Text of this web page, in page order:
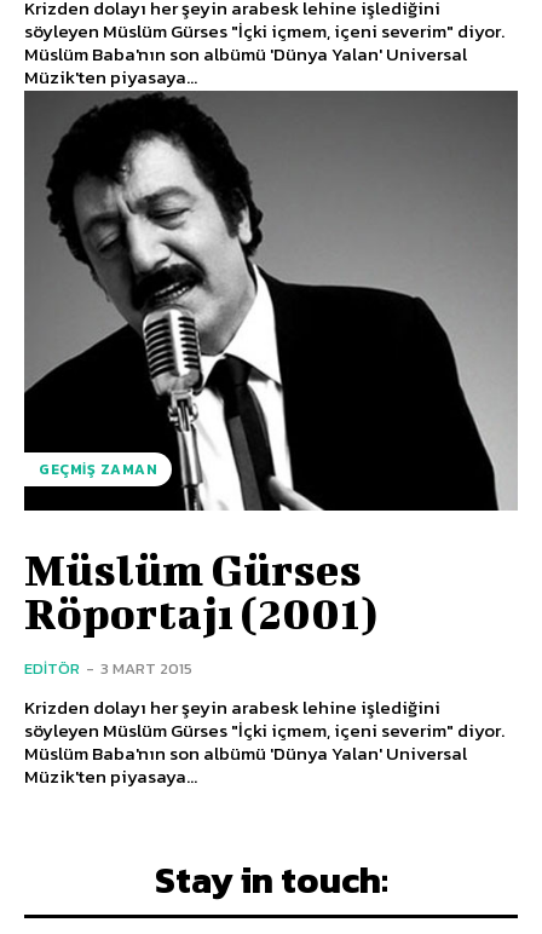
Krizden dolayı her şeyin arabesk lehine işlediğini
söyleyen Müslüm Gürses "İçki içmem, içeni severim" diyor.
Müslüm Baba'nın son albümü 'Dünya Yalan' Universal
Müzik'ten piyasaya...
GEÇMIŞ ZAMAN
Müslüm Gürses
Röportajı (2001)
EDITÖR - 3 MART 2015
Krizden dolayı her şeyin arabesk lehine işlediğini
söyleyen Müslüm Gürses "İçki içmem, içeni severim" diyor.
Müslüm Baba'nın son albümü 'Dünya Yalan' Universal
Müzik'ten piyasaya...
Stay in touch: